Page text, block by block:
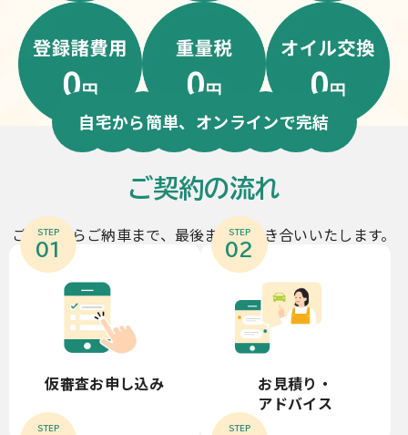
自宅から簡単、オンラインで完結
ご契約の流れ
ご契約からご納車まで、最後までお付き合いいたします。
STEP
01
仮審査お申し込み
STEP
02
お見積り・
アドバイス
STEP STEP